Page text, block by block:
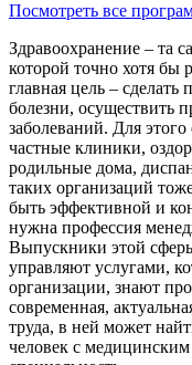
Посмотреть все
Здравоохранение – та
которой точно хотя бы
главная цель –
болезни, осуществить
заболеваний. Для
частные клиники,
родильные дома,
таких организаций
быть эффективной и
нужна профессия
Выпускники этой
управляют услугами,
организации, знают
современная,
труда, в ней может
человек с